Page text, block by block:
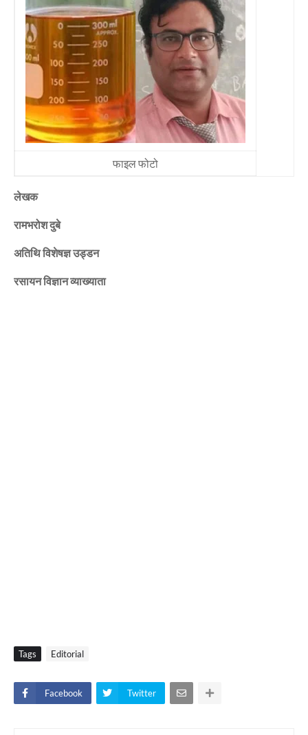
फाइल फोटो
लेखक
रामभरोश दुबे
अतिथि विशेषज्ञ उड्डन
रसायन विज्ञान व्याख्याता
Tags Editorial
Facebook Twitter